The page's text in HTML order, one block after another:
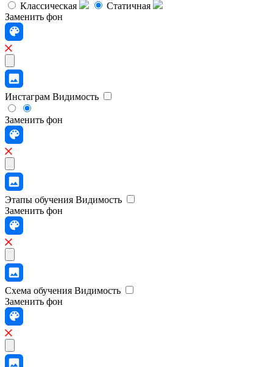
Классическая
Статичная
Заменить фон
Инстаграм Видимость
Заменить фон
Этапы обучения Видимость
Заменить фон
Схема обучения Видимость
Заменить фон